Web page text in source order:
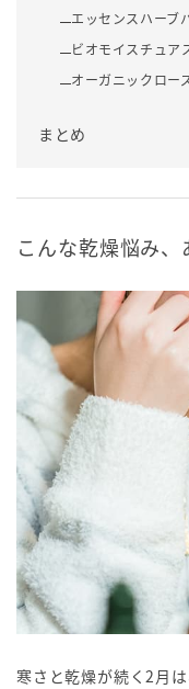
エッセンスハーブ
ビオモイスチュア
オーガニックロー
まとめ
こんな乾燥悩み、
寒さと乾燥が続く2月